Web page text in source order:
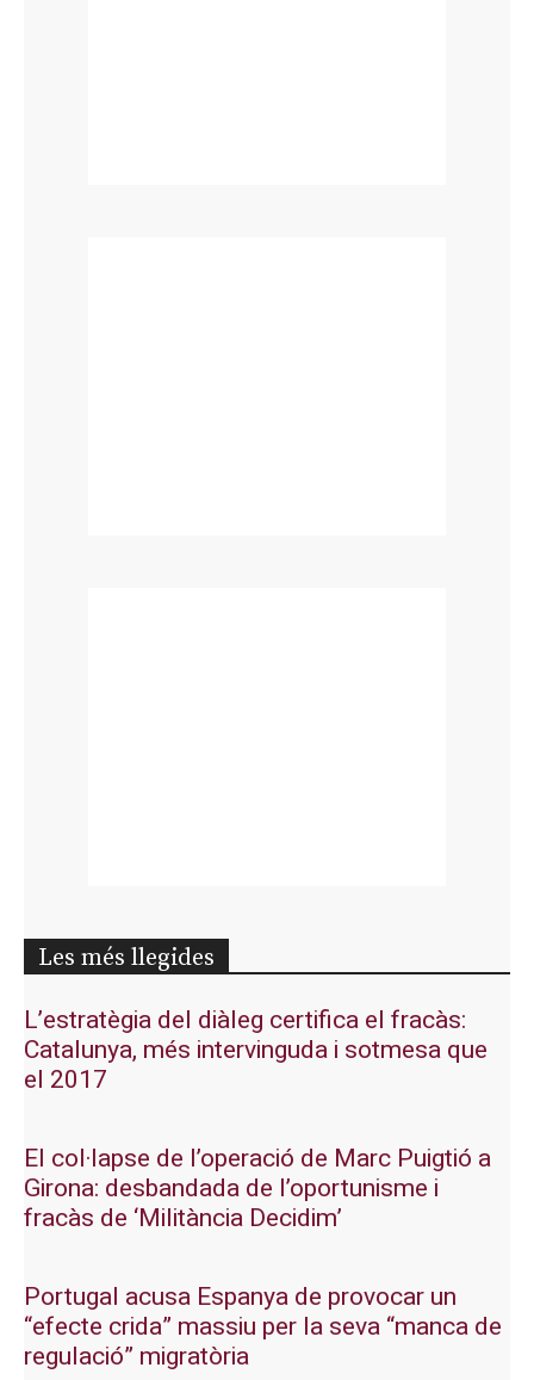
Les més llegides
L’estratègia del diàleg certifica el fracàs:
Catalunya, més intervinguda i sotmesa que
el 2017
El col·lapse de l’operació de Marc Puigtió a
Girona: desbandada de l’oportunisme i
fracàs de ‘Militància Decidim’
Portugal acusa Espanya de provocar un
“efecte crida” massiu per la seva “manca de
regulació” migratòria